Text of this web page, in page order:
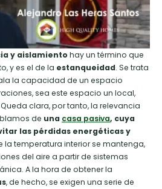
y aislamiento hay un término que
y es el de la estanqueidad. Se trata
la capacidad de un espacio
sea este espacio un local,
clara, por tanto, la relevancia
de una casa pasiva, cuya
las pérdidas energéticas y
la temperatura interior se mantenga,
del aire a partir de sistemas
A la hora de obtener la
, de hecho, se exigen una serie de